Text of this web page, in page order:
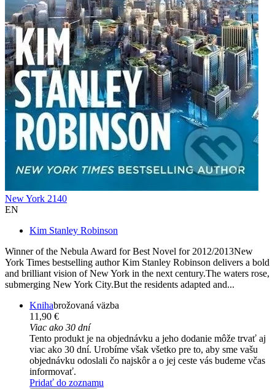
New York 2140
EN
Kim Stanley Robinson
Winner of the Nebula Award for Best Novel for 2012/2013New
York Times bestselling author Kim Stanley Robinson delivers a bold
and brilliant vision of New York in the next century.The waters rose,
submerging New York City.But the residents adapted and...
Knihabrožovaná väzba
11,90 €
Viac ako 30 dní
Tento produkt je na objednávku a jeho dodanie môže trvať aj
viac ako 30 dní. Urobíme však všetko pre to, aby sme vašu
objednávku odoslali čo najskôr a o jej ceste vás budeme včas
informovať.
Pridať do zoznamu